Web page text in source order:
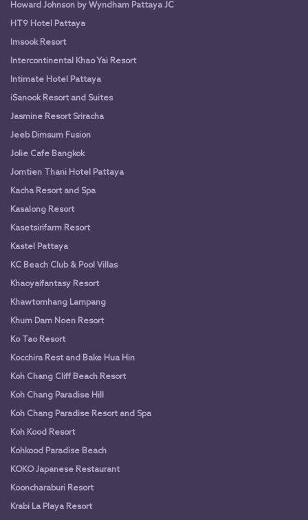
Howard Johnson by Wyndham Pattaya JC
HT9 Hotel Pattaya
Imsook Resort
Intercontinental Khao Yai Resort
Intimate Hotel Pattaya
iSanook Resort and Suites
Jasmine Resort Sriracha
Jeeb Dimsum Fusion
Jolie Cafe Bangkok
Jomtien Thani Hotel Pattaya
Kacha Resort and Spa
Kasalong Resort
Kasetsirifarm Resort
Kastel Pattaya
KC Beach Club & Pool Villas
Khaoyaifantasy Resort
Khawtomhang Lampang
Khum Dam Noen Resort
Ko Tao Resort
Kocchira Rest and Bake Hua Hin
Koh Chang Cliff Beach Resort
Koh Chang Paradise Hill
Koh Chang Paradise Resort and Spa
Koh Kood Resort
Kohkood Paradise Beach
KOKO Japanese Restaurant
Kooncharaburi Resort
Krabi La Playa Resort